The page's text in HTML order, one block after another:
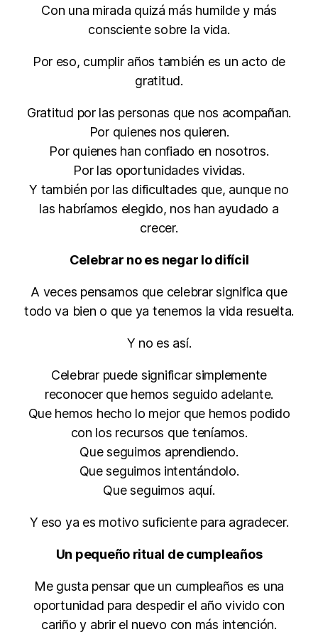
Con una mirada quizá más humilde y más
consciente sobre la vida.
Por eso, cumplir años también es un acto de
gratitud.
Gratitud por las personas que nos acompañan.
Por quienes nos quieren.
Por quienes han confiado en nosotros.
Por las oportunidades vividas.
Y también por las dificultades que, aunque no
las habríamos elegido, nos han ayudado a
crecer.
Celebrar no es negar lo difícil
A veces pensamos que celebrar significa que
todo va bien o que ya tenemos la vida resuelta.
Y no es así.
Celebrar puede significar simplemente
reconocer que hemos seguido adelante.
Que hemos hecho lo mejor que hemos podido
con los recursos que teníamos.
Que seguimos aprendiendo.
Que seguimos intentándolo.
Que seguimos aquí.
Y eso ya es motivo suficiente para agradecer.
Un pequeño ritual de cumpleaños
Me gusta pensar que un cumpleaños es una
oportunidad para despedir el año vivido con
cariño y abrir el nuevo con más intención.